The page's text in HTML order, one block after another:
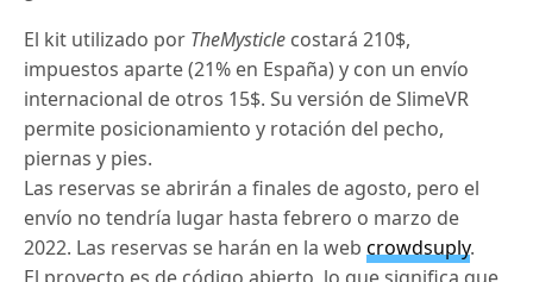
El kit utilizado por TheMysticle costará 210$,
impuestos aparte (21% en España) y con un envío
internacional de otros 15$. Su versión de SlimeVR
permite posicionamiento y rotación del pecho,
piernas y pies.
Las reservas se abrirán a finales de agosto, pero el
envío no tendría lugar hasta febrero o marzo de
2022. Las reservas se harán en la webcrowdsuply.